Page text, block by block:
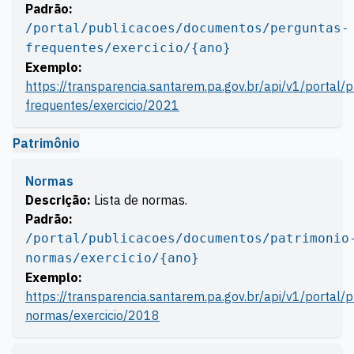
Padrão:
/portal/publicacoes/documentos/perguntas-
frequentes/exercicio/{ano}
Exemplo:
https://transparencia.santarem.pa.gov.br/api/v1/portal/
frequentes/exercicio/2021
Patrimônio
Normas
Descrição: Lista de normas.
Padrão:
/portal/publicacoes/documentos/
normas/exercicio/{ano}
Exemplo:
https://transparencia.santarem.pa.gov.br/api/v1/portal/
normas/exercicio/2018